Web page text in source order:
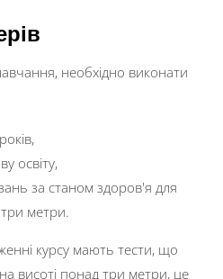
необхідно виконати
освіту,
за станом здоров'я для
метри.
курсу мають тести, що
висоті понад три метри, це